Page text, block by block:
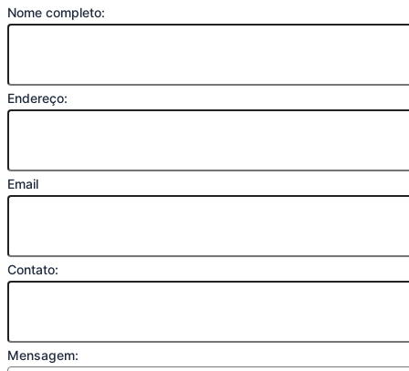
Nome completo:
Endereço:
Email
Contato:
Mensagem: